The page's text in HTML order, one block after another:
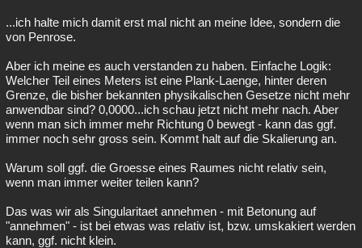
...ich halte mich damit erst mal nicht an meine Idee, sondern die
von Penrose.
Aber ich meine es auch verstanden zu haben. Einfache Logik:
Welcher Teil eines Meters ist eine Plank-Laenge, hinter deren
Grenze, die bisher bekannten physikalischen Gesetze nicht mehr
anwendbar sind? 0,0000...ich schau jetzt nicht mehr nach. Aber
wenn man sich immer mehr Richtung 0 bewegt - kann das ggf.
immer noch sehr gross sein. Kommt halt auf die Skalierung an.
Warum soll ggf. die Groesse eines Raumes nicht relativ sein,
wenn man immer weiter teilen kann?
Das was wir als Singularitaet annehmen - mit Betonung auf
"annehmen" - ist bei etwas was relativ ist, bzw. umskakiert werden
kann, ggf. nicht klein.